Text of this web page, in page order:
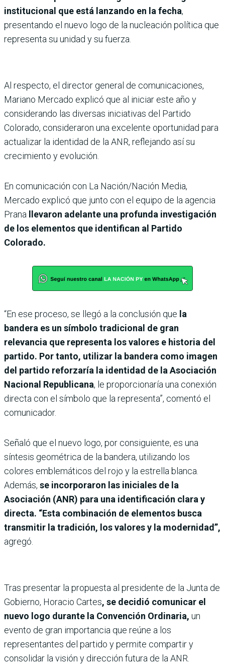
institucional que está lanzando en la fecha,
presentando el nuevo logo de la nucleación política que
representa su unidad y su fuerza.
Al respecto, el director general de comunicaciones,
Mariano Mercado explicó que al iniciar este año y
considerando las diversas iniciativas del Partido
Colorado, consideraron una excelente oportunidad para
actualizar la identidad de la ANR, reflejando así su
crecimiento y evolución.
En comunicación con La Nación/Nación Media,
Mercado explicó que junto con el equipo de la agencia
Prana llevaron adelante una profunda investigación
de los elementos que identifican al Partido
Colorado.
“En ese proceso, se llegó a la conclusión que la
bandera es un símbolo tradicional de gran
relevancia que representa los valores e historia del
partido. Por tanto, utilizar la bandera como imagen
del partido reforzaría la identidad de la Asociación
Nacional Republicana, le proporcionaría una conexión
directa con el símbolo que la representa”, comentó el
comunicador.
Señaló que el nuevo logo, por consiguiente, es una
síntesis geométrica de la bandera, utilizando los
colores emblemáticos del rojo y la estrella blanca.
Además, se incorporaron las iniciales de la
Asociación (ANR) para una identificación clara y
directa. “Esta combinación de elementos busca
transmitir la tradición, los valores y la modernidad”,
agregó.
Tras presentar la propuesta al presidente de la Junta de
Gobierno, Horacio Cartes, se decidió comunicar el
nuevo logo durante la Convención Ordinaria, un
evento de gran importancia que reúne a los
representantes del partido y permite compartir y
consolidar la visión y dirección futura de la ANR.